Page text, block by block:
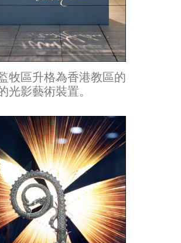
牧區升格為香港教區的
光影藝術裝置。